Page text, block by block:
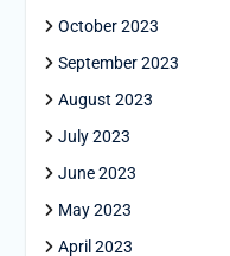
October 2023
September 2023
August 2023
July 2023
June 2023
May 2023
April 2023